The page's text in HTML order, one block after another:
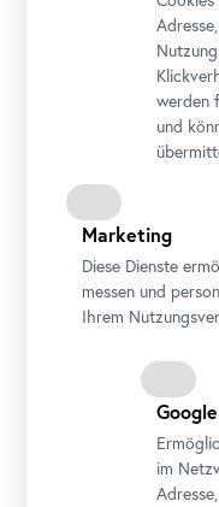
Außenansicht Oberes
Foto: Johannes Stoll /
werden
und
Marketing
Diese Dienste
messen und
Ihrem
im